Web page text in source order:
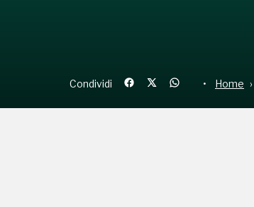
Condividi Home